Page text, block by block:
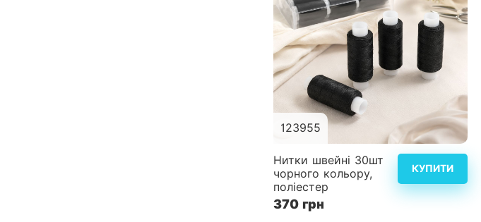
123955
Нитки швейні 30шт
чорного кольору,
поліестер
370 грн
КУПИТИ